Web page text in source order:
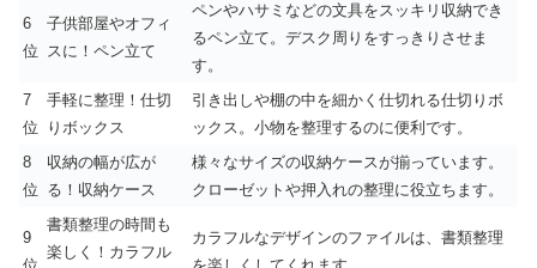
6
位
子供部屋やオフィ
スに！ペン立て
ペンやハサミなどの文具をスッキリ収納でき
るペン立て。デスク周りをすっきりさせま
す。
7
位
手軽に整理！仕切
りボックス
引き出しや棚の中を細かく仕切れる仕切りボ
ックス。小物を整理するのに便利です。
8
位
収納の幅が広が
る！収納ケース
様々なサイズの収納ケースが揃っています。
クローゼットや押入れの整理に役立ちます。
9
書類整理の時間も
楽しく！カラフル
カラフルなデザインのファイルは、書類整理